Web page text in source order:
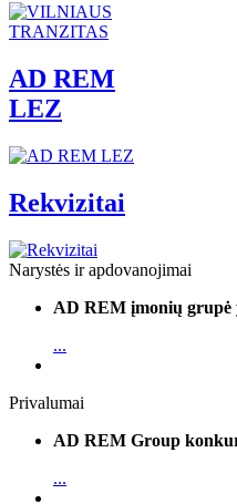
AD REM
LEZ
Rekvizitai
Narystės ir apdovanojimai
AD REM įmonių grupė
...
Privalumai
AD REM Group
...